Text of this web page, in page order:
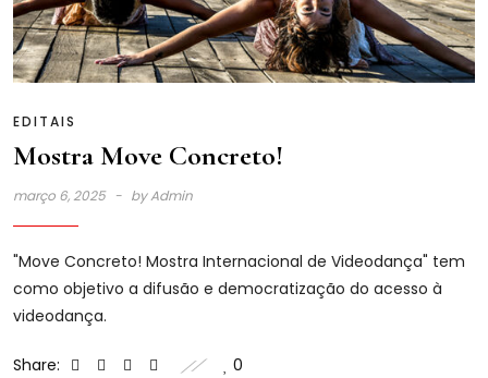
EDITAIS
Mostra Move Concreto!
março 6, 2025 byAdmin
"Move Concreto! Mostra Internacional de Videodança" tem
como objetivo a difusão e democratização do acesso à
videodança.
Share: 0